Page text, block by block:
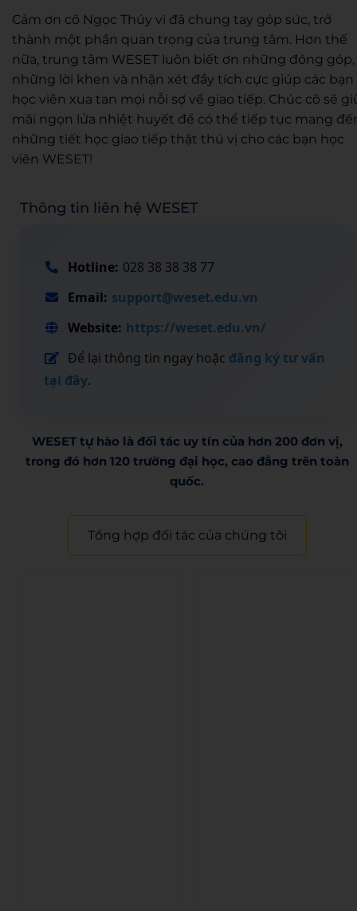
Cảm ơn cô Ngọc Thúy vì đã chung tay góp sức, trở
thành một phần quan trọng của trung tâm. Hơn thế
nữa, trung tâm WESET luôn biết ơn những đóng góp,
những lời khen và nhận xét đầy tích cực giúp các bạn
học viên xua tan mọi nỗi sợ về giao tiếp. Chúc cô sẽ
mãi ngọn lửa nhiệt huyết để có thể tiếp tục mang
những tiết học giao tiếp thật thú vị cho các bạn học
viên WESET!
Thông tin liên hệ WESET
Hotline: 028 38 38 38 77
Email: support@weset.edu.vn
Website: https://weset.edu.vn/
Để lại thông tin ngay hoặc đăng ký tư vấn
tại đây.
WESET tự hào là đối tác uy tín của hơn 200 đơn vị,
trong đó hơn 120 trường đại học, cao đẳng trên toàn
quốc.​
Tổng hợp đối tác của chúng tôi